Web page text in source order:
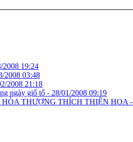
2008 19:24
2008 03:48
2008 21:18
ngày giổ tổ - 28/01/2008 09:19
THƯỢNG THÍCH THIỆN HOA -